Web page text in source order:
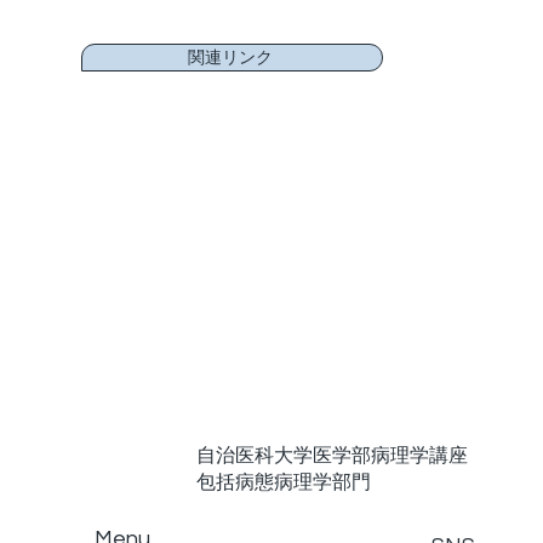
関連リンク
自治医科大学医学部病理学講座
包括病態病理学部門